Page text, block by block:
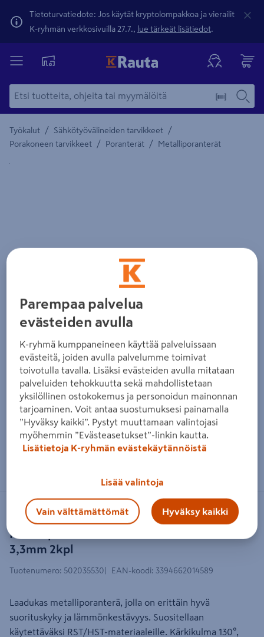
Tietoturvatiedote: Jos käytät kryptolompakkoa ja vierailit
K-ryhmän verkkosivuilla 27.7., lue tärkeät lisätiedot.
Työkalut / Sähkötyövälineiden tarvikkeet /
Porakoneen tarvikkeet / Poranterät / Metalliporanterät
Yksityiskohtainen kuvaus löytyy Tuotteen kuvaus -
Zoomaa kuvaa sormilla kosketusnäytöllä
Metalliporanterä Ironside HSS-G
3,3mm 2kpl
IRONSIDE
Tuotenumero: 502035530 EAN-koodi: 3394662014589
Laadukas metalliporanterä, jolla on erittäin hyvä
suorituskyky ja lämmönkestävyys. Suositellaan
käytettäväksi RST/HST-materiaaleille. Kärkikulma 130°,
Parempaa palvelua
evästeiden avulla
K-ryhmä kumppaneineen käyttää palveluissaan
evästeitä, joiden avulla palvelumme toimivat
toivotulla tavalla. Lisäksi evästeiden avulla mitataan
palveluiden tehokkuutta sekä mahdollistetaan
yksilöllinen ostokokemus ja personoidun mainonnan
tarjoaminen. Voit antaa suostumuksesi painamalla
”Hyväksy kaikki”. Pystyt muuttamaan valintojasi
myöhemmin ”Evästeasetukset”-linkin kautta.
Lisätietoja K-ryhmän evästekäytännöistä
Lisää valintoja
Vain välttämättömät Hyväksy kaikki